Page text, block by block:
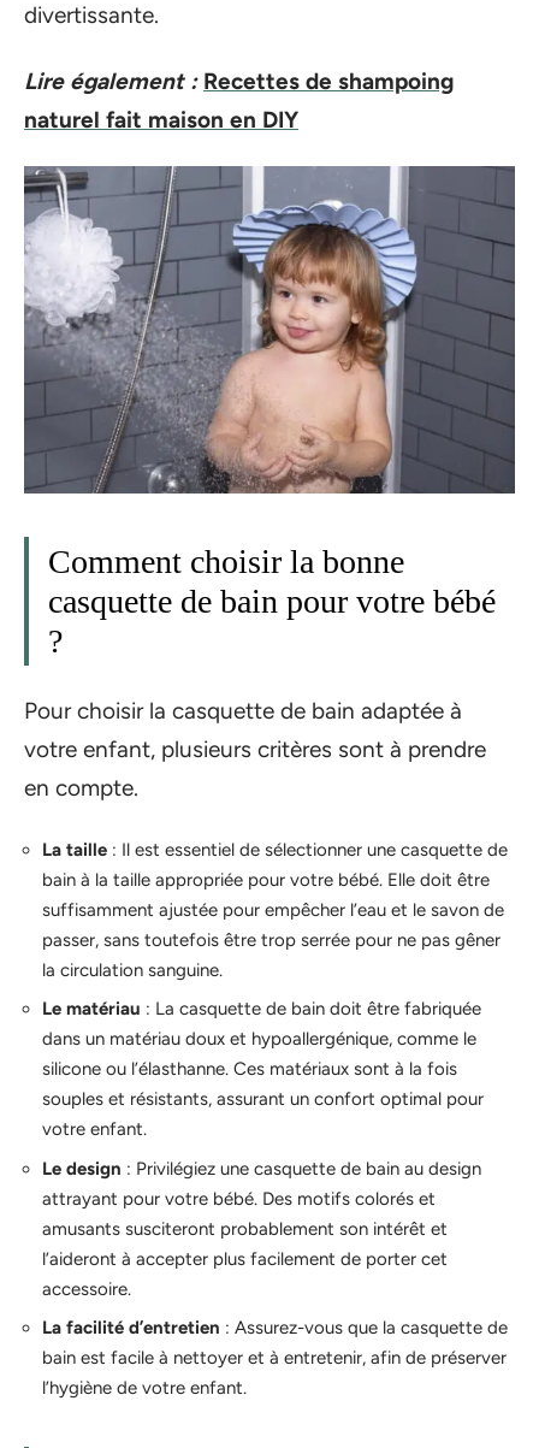
divertissante.
Lire également : Recettes de shampoing
naturel fait maison en DIY
Comment choisir la bonne
casquette de bain pour votre bébé
?
Pour choisir la casquette de bain adaptée à
votre enfant, plusieurs critères sont à prendre
en compte.
La taille : Il est essentiel de sélectionner une casquette de
bain à la taille appropriée pour votre bébé. Elle doit être
suffisamment ajustée pour empêcher l’eau et le savon de
passer, sans toutefois être trop serrée pour ne pas gêner
la circulation sanguine.
Le matériau : La casquette de bain doit être fabriquée
dans un matériau doux et hypoallergénique, comme le
silicone ou l’élasthanne. Ces matériaux sont à la fois
souples et résistants, assurant un confort optimal pour
votre enfant.
Le design : Privilégiez une casquette de bain au design
attrayant pour votre bébé. Des motifs colorés et
amusants susciteront probablement son intérêt et
l’aideront à accepter plus facilement de porter cet
accessoire.
La facilité d’entretien : Assurez-vous que la casquette de
bain est facile à nettoyer et à entretenir, afin de préserver
l’hygiène de votre enfant.